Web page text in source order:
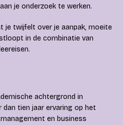
je onderzoek te werken.
je twijfelt over je aanpak, moeite
in de combinatie van
achtergrond in
tien jaar ervaring op het
en business